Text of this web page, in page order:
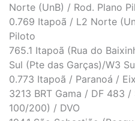
Norte (UnB) / Rod. Plano
0.769 Itapoã / L2 Norte
Piloto
765.1 Itapoã (Rua do
Sul (Pte das Garças)/W3
0.773 Itapoã / Paranoá /
3213 BRT Gama / DF 483 /
100/200) / DVO